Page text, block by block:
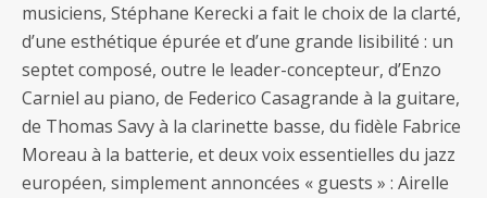
musiciens, Stéphane Kerecki a fait le choix de la clarté,
d’une esthétique épurée et d’une grande lisibilité : un
septet composé, outre le leader-concepteur, d’Enzo
Carniel au piano, de Federico Casagrande à la guitare,
de Thomas Savy à la clarinette basse, du fidèle Fabrice
Moreau à la batterie, et deux voix essentielles du jazz
européen, simplement annoncées « guests » : Airelle